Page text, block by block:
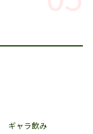
ギャラ飲み